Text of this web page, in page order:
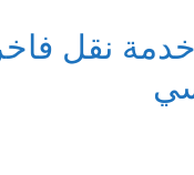
نقل